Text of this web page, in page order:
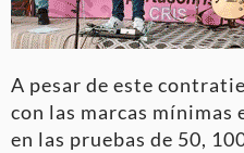
A pesar de este
con las marcas
en las pruebas de 50,